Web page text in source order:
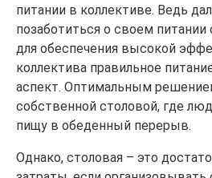
питании в коллективе. Ведь
позаботиться о своем питании
для обеспечения высокой
коллектива правильное
аспект. Оптимальным
собственной столовой, где
пищу в обеденный перерыв.
Однако, столовая – это